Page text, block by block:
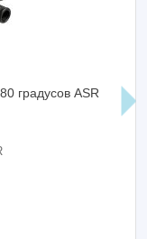
градусов ASR